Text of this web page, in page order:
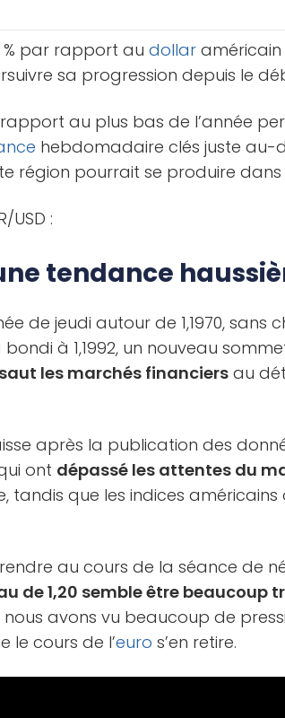
% par rapport audollar
sa progression depuis le
au plus bas de l’année
hebdomadaire clés juste au-
région pourrait se produire dans
USD :
tendance
de jeudi autour de 1,1970, sans
à 1,1992, un nouveau
les marchés financiers au
après la publication des
ont dépassé les attentes du
tandis que les indices
au cours de la séance de
de 1,20 semble être beaucoup
nous avons vu beaucoup de
le cours de l’euro s’en retire.